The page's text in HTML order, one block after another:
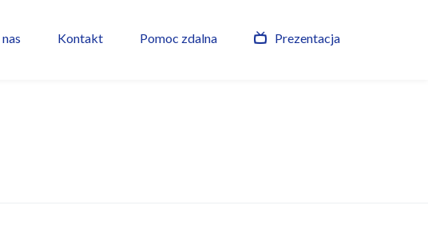
Kontakt Pomoc zdalna Prezentacja